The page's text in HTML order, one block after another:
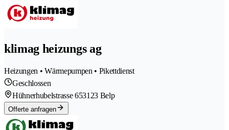
klimag heizungs ag
Heizungen • Wärmepumpen • Pikettdienst
Geschlossen
Hühnerhubelstrasse 653123 Belp
Offerte anfragen